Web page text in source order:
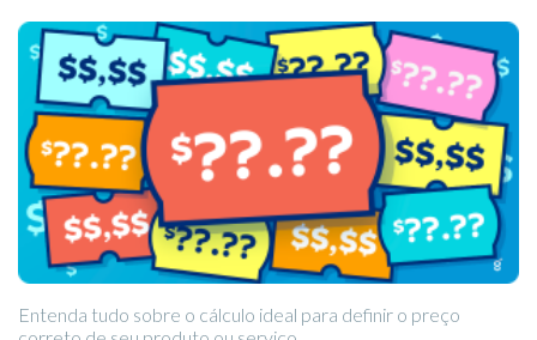
Entenda tudo sobre o cálculo ideal para definir o preço